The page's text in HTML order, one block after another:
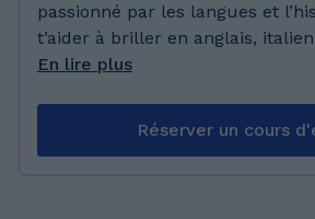
passionné par les langues et
t’aider à briller en anglais,
Que tu veuilles parler
événements historiques, je suis
En lire plus
Réserver un cours